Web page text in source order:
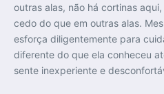
outras alas, não há cortinas
cedo do que em outras alas.
esforça diligentemente para
diferente do que ela conheceu
sente inexperiente e